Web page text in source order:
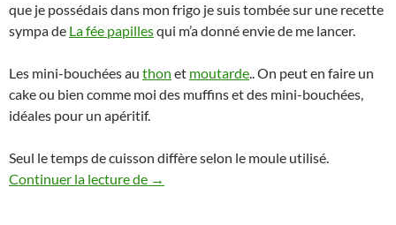
que je possédais dans mon frigo je suis tombée sur une recette
sympa de La fée papillesqui m’a donné envie de me lancer.
Les mini-bouchées au thon et moutarde.. On peut en faire un
cake ou bien comme moi des muffins et des mini-bouchées,
idéales pour un apéritif.
Seul le temps de cuisson diffère selon le moule utilisé.
Continuer la lecture de Cake ou muffins au thon, moutarde et
→